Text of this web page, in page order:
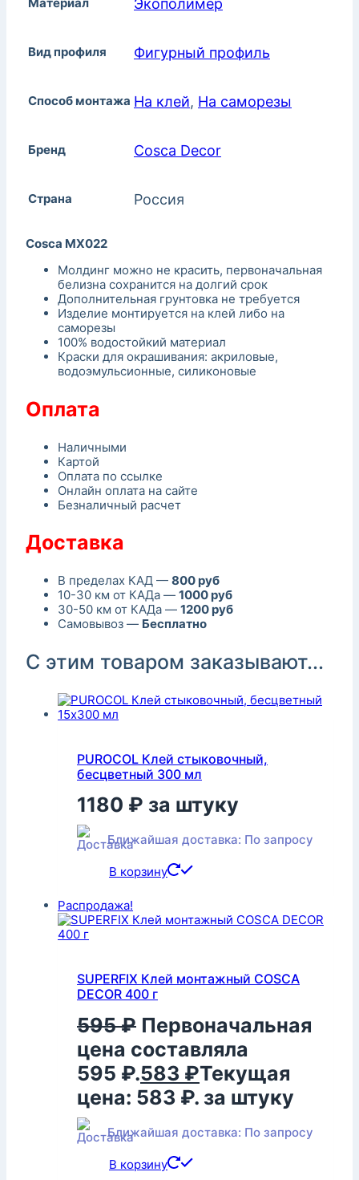
Экополимер
Вид профиля Фигурный профиль
Способ монтажа На клей, На саморезы
Бренд Cosca Decor
Страна Россия
Cosca MX022
Молдинг можно не красить, первоначальная
белизна сохранится на долгий срок
Дополнительная грунтовка не требуется
Изделие монтируется на клей либо на
саморезы
100% водостойкий материал
Краски для окрашивания: акриловые,
водоэмульсионные, силиконовые
Оплата
Наличными
Картой
Оплата по ссылке
Онлайн оплата на сайте
Безналичный расчет
Доставка
В пределах КАД — 800 руб
10-30 км от КАДа — 1000 руб
30-50 км от КАДа — 1200 руб
Самовывоз — Бесплатно
С этим товаром заказывают...
PUROCOL Клей стыковочный,
бесцветный 300 мл
1180 ₽ за штуку
Ближайшая доставка: По запросу
В корзину
Распродажа!
SUPERFIX Клей монтажный COSCA
DECOR 400 г
595₽ Первоначальная
цена составляла
595 ₽.583 ₽Текущая
цена: 583 ₽. за штуку
Ближайшая доставка: По запросу
В корзину